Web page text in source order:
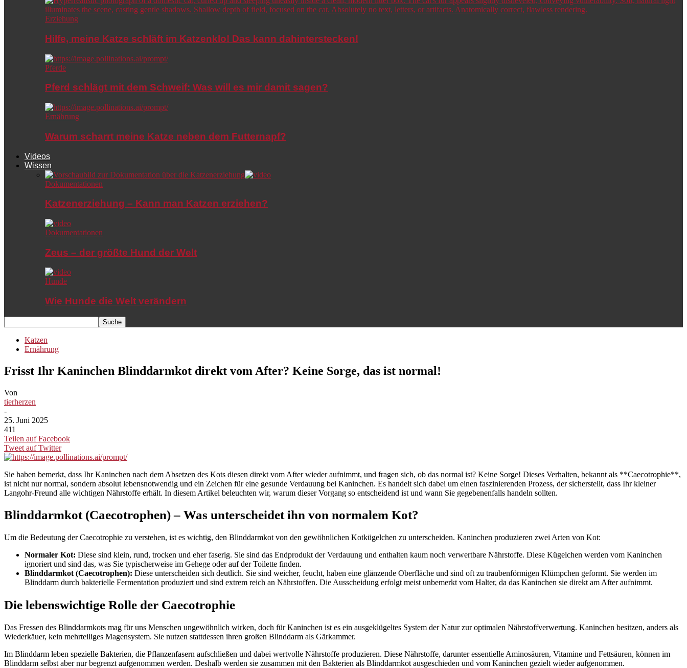
Erziehung
Hilfe, meine Katze schläft im Katzenklo! Das kann dahinterstecken!
Pferde
Pferd schlägt mit dem Schweif: Was will es mir damit sagen?
Ernährung
Warum scharrt meine Katze neben dem Futternapf?
Videos
Wissen
Dokumentationen
Katzenerziehung – Kann man Katzen erziehen?
Dokumentationen
Zeus – der größte Hund der Welt
Hunde
Wie Hunde die Welt verändern
Katzen
Ernährung
Frisst Ihr Kaninchen Blinddarmkot direkt vom After? Keine Sorge, das ist normal!
Von
tierherzen
-
25. Juni 2025
411
Teilen auf Facebook
Tweet auf Twitter
Sie haben bemerkt, dass Ihr Kaninchen nach dem Absetzen des Kots diesen direkt vom After wieder aufnimmt, und fragen sich, ob das normal ist? Keine Sorge! Dieses Verhalten, bekannt als **Caecotrophie**,
ist nicht nur normal, sondern absolut lebensnotwendig und ein Zeichen für eine gesunde Verdauung bei Kaninchen. Es handelt sich dabei um einen faszinierenden Prozess, der sicherstellt, dass Ihr kleiner
Langohr-Freund alle wichtigen Nährstoffe erhält. In diesem Artikel beleuchten wir, warum dieser Vorgang so entscheidend ist und wann Sie gegebenenfalls handeln sollten.
Blinddarmkot (Caecotrophen) – Was unterscheidet ihn von normalem Kot?
Um die Bedeutung der Caecotrophie zu verstehen, ist es wichtig, den Blinddarmkot von den gewöhnlichen Kotkügelchen zu unterscheiden. Kaninchen produzieren zwei Arten von Kot:
Normaler Kot: Diese sind klein, rund, trocken und eher faserig. Sie sind das Endprodukt der Verdauung und enthalten kaum noch verwertbare Nährstoffe. Diese Kügelchen werden vom Kaninchen
ignoriert und sind das, was Sie typischerweise im Gehege oder auf der Toilette finden.
Blinddarmkot (Caecotrophen): Diese unterscheiden sich deutlich. Sie sind weicher, feucht, haben eine glänzende Oberfläche und sind oft zu traubenförmigen Klümpchen geformt. Sie werden im
Blinddarm durch bakterielle Fermentation produziert und sind extrem reich an Nährstoffen. Die Ausscheidung erfolgt meist unbemerkt vom Halter, da das Kaninchen sie direkt am After aufnimmt.
Die lebenswichtige Rolle der Caecotrophie
Das Fressen des Blinddarmkots mag für uns Menschen ungewöhnlich wirken, doch für Kaninchen ist es ein ausgeklügeltes System der Natur zur optimalen Nährstoffverwertung. Kaninchen besitzen, anders als
Wiederkäuer, kein mehrteiliges Magensystem. Sie nutzen stattdessen ihren großen Blinddarm als Gärkammer.
Im Blinddarm leben spezielle Bakterien, die Pflanzenfasern aufschließen und dabei wertvolle Nährstoffe produzieren. Diese Nährstoffe, darunter essentielle Aminosäuren, Vitamine und Fettsäuren, können im
Blinddarm selbst aber nur begrenzt aufgenommen werden. Deshalb werden sie zusammen mit den Bakterien als Blinddarmkot ausgeschieden und vom Kaninchen gezielt wieder aufgenommen.